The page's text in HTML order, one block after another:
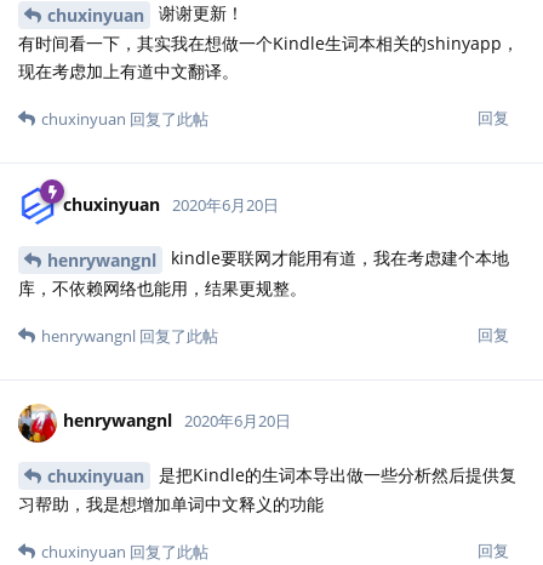
chuxinyuan
谢谢更新！
有时间看一下，其实我在想做一个Kindle生词本相关的shinyapp，
现在考虑加上有道中文翻译。
回复
chuxinyuan 回复了此帖
chuxinyuan 2020年6月20日
henrywangnl
kindle要联网才能用有道，我在考虑建个本地
库，不依赖网络也能用，结果更规整。
回复
henrywangnl 回复了此帖
henrywangnl 2020年6月20日
chuxinyuan
是把Kindle的生词本导出做一些分析然后提供复
习帮助，我是想增加单词中文释义的功能
回复
chuxinyuan 回复了此帖